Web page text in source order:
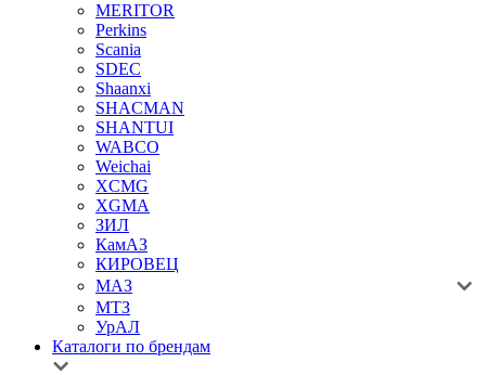
MERITOR
Perkins
Scania
SDEC
Shaanxi
SHACMAN
SHANTUI
WABCO
Weichai
XCMG
XGMA
ЗИЛ
КамАЗ
КИРОВЕЦ
МАЗ
МТЗ
УрАЛ
Каталоги по брендам